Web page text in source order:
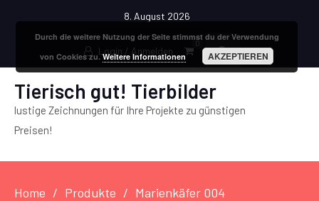
8. August 2026
Login / Anmelden
0
Tierisch gut! Tierbilder
lustige Zeichnungen für Ihre Projekte zu günstigen
Preisen!
Home Produkte Marienkäfer 004
Durch die weitere Nutzung der Seite stimmst du der Verwendung
von Cookies zu.Weitere Informationen AKZEPTIEREN